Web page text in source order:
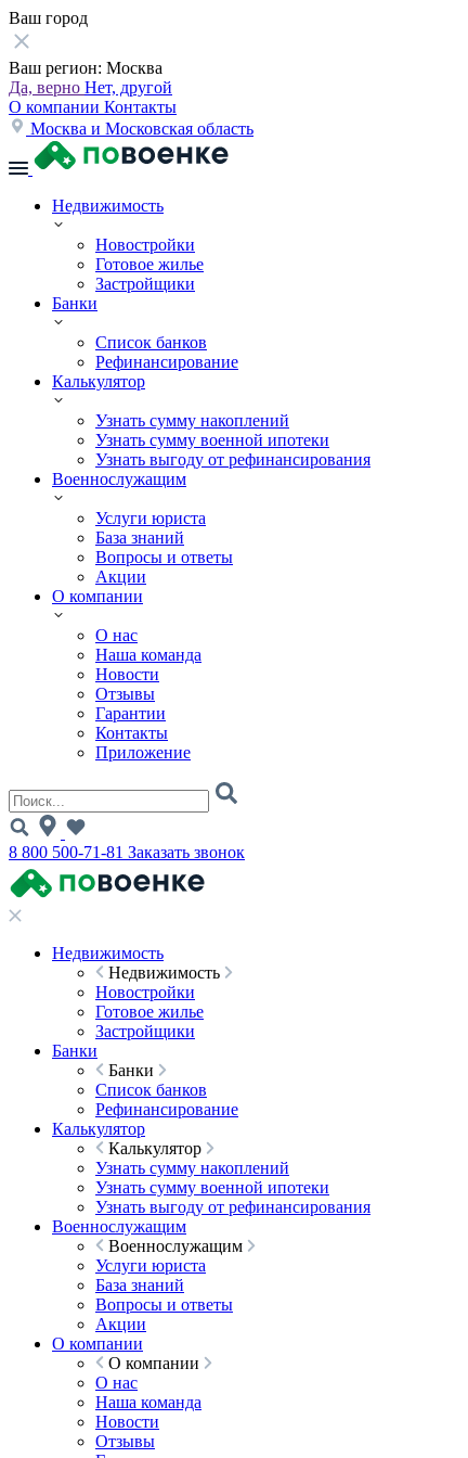
Ваш город
Ваш регион: Москва
Да, верно Нет, другой
О компании Контакты
Москва и Московская область
Недвижимость
Новостройки
Готовое жилье
Застройщики
Банки
Список банков
Рефинансирование
Калькулятор
Узнать сумму накоплений
Узнать сумму военной ипотеки
Узнать выгоду от рефинансирования
Военнослужащим
Услуги юриста
База знаний
Вопросы и ответы
Акции
О компании
О нас
Наша команда
Новости
Отзывы
Гарантии
Контакты
Приложение
8 800 500-71-81 Заказать звонок
Недвижимость
Недвижимость
Новостройки
Готовое жилье
Застройщики
Банки
Банки
Список банков
Рефинансирование
Калькулятор
Калькулятор
Узнать сумму накоплений
Узнать сумму военной ипотеки
Узнать выгоду от рефинансирования
Военнослужащим
Военнослужащим
Услуги юриста
База знаний
Вопросы и ответы
Акции
О компании
О компании
О нас
Наша команда
Новости
Отзывы